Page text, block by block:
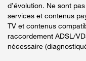
d’évolution. Ne sont
services et contenus
TV et contenus
raccordement ADSL/
nécessaire